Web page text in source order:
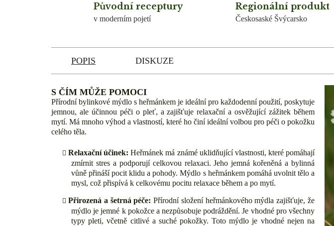
Původní receptury
v moderním pojetí
Regionální produkt
Českosaské Švýcarsko
POPIS DISKUZE
S ČÍM MŮŽE POMOCI
Přírodní bylinkové mýdlo s heřmánkem je ideální pro každodenní použití, poskytuje
jemnou, ale účinnou péči o pleť, a zajišťuje relaxační a osvěžující zážitek během
mytí. Má mnoho výhod a vlastností, které ho činí ideální volbou pro péči o pokožku
celého těla.
Relaxační účinek: Heřmánek má známé uklidňující vlastnosti, které pomáhají
zmírnit stres a podporují celkovou relaxaci. Jeho jemná kořeněná a bylinná
vůně přináší pocit klidu a pohody. Mýdlo s heřmánkem pomáhá uvolnit tělo a
mysl, což přispívá k celkovému pocitu relaxace během a po mytí.
Přirozená a šetrná péče: Přírodní složení heřmánkového mýdla zajišťuje, že
mýdlo je jemné k pokožce a nezpůsobuje podráždění. Je vhodné pro všechny
typy pleti, včetně citlivé a suché pokožky. Toto mýdlo je vhodné nejen na